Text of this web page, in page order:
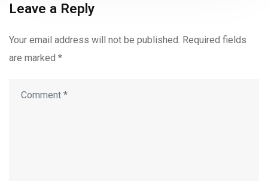
Leave a Reply
Your email address will not be published. Required fields
are marked *